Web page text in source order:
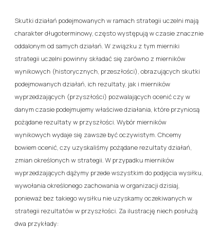
Skutki działań podejmowanych w ramach strategii uczelni mają
charakter długoterminowy, często występują w czasie znacznie
oddalonym od samych działań. W związku z tym mierniki
strategii uczelni powinny składać się zarówno z mierników
wynikowych (historycznych, przeszłości), obrazujących skutki
podejmowanych działań, ich rezultaty, jak i mierników
wyprzedzających (przyszłości) pozwalających ocenić czy w
danym czasie podejmujemy właściwe działania, które przyniosą
pożądane rezultaty w przyszłości. Wybór mierników
wynikowych wydaje się zawsze być oczywistym. Chcemy
bowiem ocenić, czy uzyskaliśmy pożądane rezultaty działań,
zmian określonych w strategii. W przypadku mierników
wyprzedzających dążymy przede wszystkim do podjęcia wysiłku,
wywołania określonego zachowania w organizacji dzisiaj,
ponieważ bez takiego wysiłku nie uzyskamy oczekiwanych w
strategii rezultatów w przyszłości. Za ilustrację niech posłużą
dwa przykłady: